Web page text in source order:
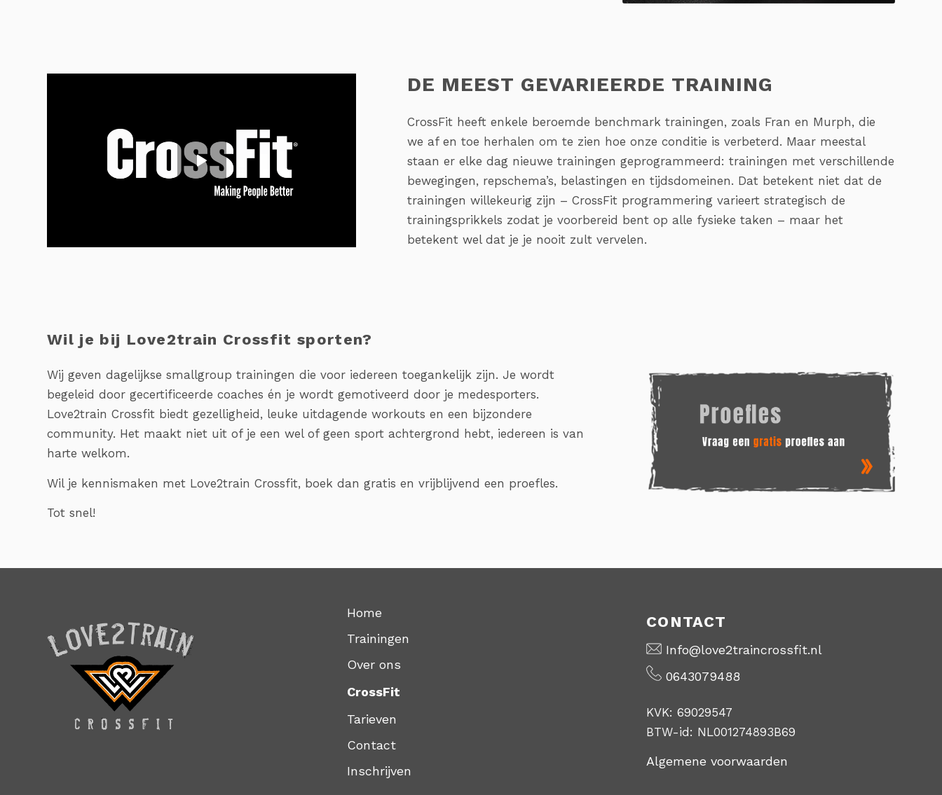
DE MEEST GEVARIEERDE TRAINING
CrossFit heeft enkele beroemde benchmark trainingen, zoals Fran en Murph, die
we af en toe herhalen om te zien hoe onze conditie is verbeterd. Maar meestal
staan er elke dag nieuwe trainingen geprogrammeerd: trainingen met verschillende
bewegingen, repschema’s, belastingen en tijdsdomeinen. Dat betekent niet dat de
trainingen willekeurig zijn – CrossFit programmering varieert strategisch de
trainingsprikkels zodat je voorbereid bent op alle fysieke taken – maar het
betekent wel dat je je nooit zult vervelen.
Wil je bij Love2train Crossfit sporten?
Wij geven dagelijkse smallgroup trainingen die voor iedereen toegankelijk zijn. Je wordt
begeleid door gecertificeerde coaches én je wordt gemotiveerd door je medesporters.
Love2train Crossfit biedt gezelligheid, leuke uitdagende workouts en een bijzondere
community. Het maakt niet uit of je een wel of geen sport achtergrond hebt, iedereen is van
harte welkom.
Wil je kennismaken met Love2train Crossfit, boek dan gratis en vrijblijvend een proefles.
Tot snel!
Home
Trainingen
Over ons
CrossFit
Tarieven
Contact
Inschrijven
CONTACT
Info@love2traincrossfit.nl
0643079488
KVK: 69029547
BTW-id: NL001274893B69
Algemene voorwaarden